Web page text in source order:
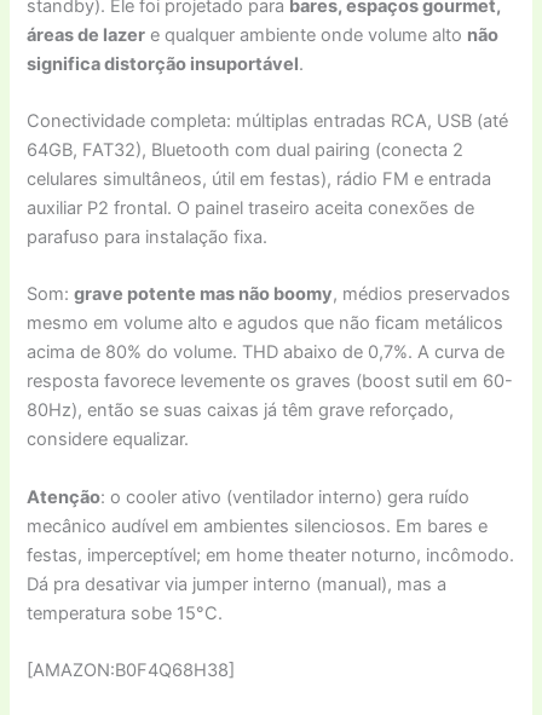
standby). Ele foi projetado para bares, espaços gourmet,
áreas de lazer e qualquer ambiente onde volume alto não
significa distorção insuportável.
Conectividade completa: múltiplas entradas RCA, USB (até
64GB, FAT32), Bluetooth com dual pairing (conecta 2
celulares simultâneos, útil em festas), rádio FM e entrada
auxiliar P2 frontal. O painel traseiro aceita conexões de
parafuso para instalação fixa.
Som:grave potente mas não boomy, médios preservados
mesmo em volume alto e agudos que não ficam metálicos
acima de 80% do volume. THD abaixo de 0,7%. A curva de
resposta favorece levemente os graves (boost sutil em 60-
80Hz), então se suas caixas já têm grave reforçado,
considere equalizar.
Atenção: o cooler ativo (ventilador interno) gera ruído
mecânico audível em ambientes silenciosos. Em bares e
festas, imperceptível; em home theater noturno, incômodo.
Dá pra desativar via jumper interno (manual), mas a
temperatura sobe 15°C.
[AMAZON:B0F4Q68H38]